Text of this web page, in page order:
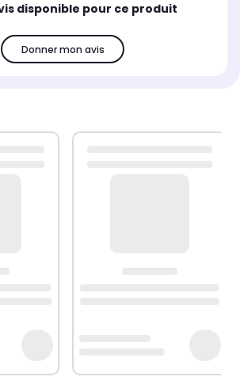
disponible pour ce produit
Donner mon avis